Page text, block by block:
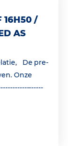
16H50 /
AS
De pre-
Onze